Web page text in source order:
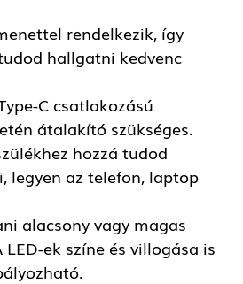
rendelkezik, így
hallgatni kedvenc
C csatlakozású
átalakító szükséges.
hozzá tudod
legyen az telefon, laptop
alacsony vagy magas
ek színe és villogása is